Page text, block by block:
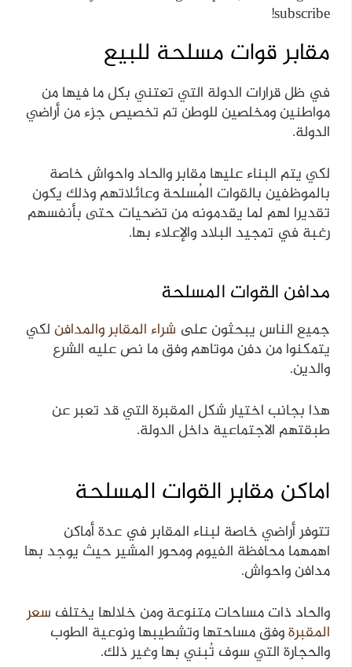
subscribe!
مقابر قوات مسلحة للبيع
في ظل قرارات الدولة التي تعتني بكل ما فيها من
مواطنين ومخلصين للوطن تم تخصيص جزء من أراضي
الدولة.
لكي يتم البناء عليها مقابر والحاد واحواش خاصة
بالموظفين بالقوات المُسلحة وعائلاتهم وذلك يكون
تقديرا لهم لما يقدمونه من تضحيات حتى بأنفسهم
رغبة في تمجيد البلاد والإعلاء بها.
مدافن القوات المسلحة
جميع الناس يبحثون على شراء المقابر والمدافن لكي
يتمكنوا من دفن موتاهم وفق ما نص عليه الشرع
والدين.
هذا بجانب اختيار شكل المقبرة التي قد تعبر عن
طبقتهم الاجتماعية داخل الدولة.
اماكن مقابر القوات المسلحة
تتوفر أراضي خاصة لبناء المقابر في عدة أماكن
اهمهما محافظة الفيوم ومحور المشير حيث يوجد بها
مدافن واحواش.
والحاد ذات مساحات متنوعة ومن خلالها يختلفسعر
المقبرةوفق مساحتها وتشطيبها ونوعية الطوب
والحجارة التي سوف تُبني بها وغير ذلك.